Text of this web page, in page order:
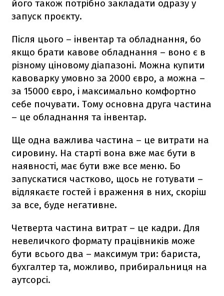
його також потрібно закладати одразу у
запуск проєкту.
Після цього – інвентар та обладнання, бо
якщо брати кавове обладнання – воно є в
різному ціновому діапазоні. Можна купити
кавоварку умовно за 2000 євро, а можна –
за 15000 євро, і максимально комфортно
себе почувати. Тому основна друга частина
– це обладнання та інвентар.
Ще одна важлива частина – це витрати на
сировину. На старті вона вже має бути в
наявності, має бути вже все меню. Бо
запускатися частково, щось не готувати –
відлякаєте гостей і враження в них, скоріш
за все, буде негативне.
Четверта частина витрат – це кадри. Для
невеличкого формату працівників може
бути всього два – максимум три: бариста,
бухгалтер та, можливо, прибиральниця на
аутсорсі.